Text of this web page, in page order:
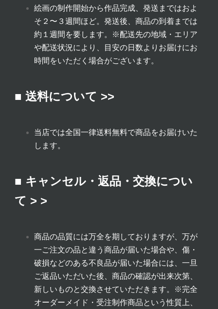
絵画の制作開始から作品完成、発送まではおよ
そ２〜３週間ほど。発送後、商品の到着までは
約１週間を要します。
※配送先の地域・エリア
や配送状況により、目安の日数よりお届けにお
時間をいただく場合がございます。
■ 送料について >>
当店では全国一律送料無料で商品をお届けいた
します。
■ キャンセル・返品・交換につい
て > >
商品の品質には万全を期しておりますが、万が
一ご注文の品と違う商品が届いた場合や、傷・
破損などのある不良品が届いた場合には、一旦
ご返品いただいた後、商品の確認が出来次第、
新しいものと交換させていただきます。
※完全
オーダーメイド・受注制作商品という性質上、